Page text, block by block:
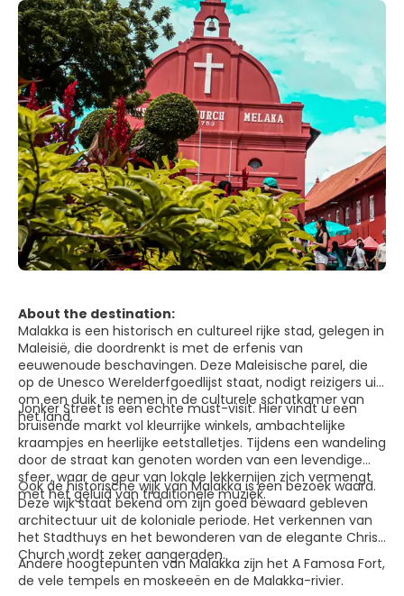
About the destination:
Malakka is een historisch en cultureel rijke stad, gelegen in
Maleisië, die doordrenkt is met de erfenis van
eeuwenoude beschavingen. Deze Maleisische parel, die
op de Unesco Werelderfgoedlijst staat, nodigt reizigers uit
om een duik te nemen in de culturele schatkamer van
het land.
Jonker Street is een echte must-visit. Hier vindt u een
bruisende markt vol kleurrijke winkels, ambachtelijke
kraampjes en heerlijke eetstalletjes. Tijdens een wandeling
door de straat kan genoten worden van een levendige
sfeer, waar de geur van lokale lekkernijen zich vermengt
met het geluid van traditionele muziek.
Ook de historische wijk van Malakka is een bezoek waard.
Deze wijk staat bekend om zijn goed bewaard gebleven
architectuur uit de koloniale periode. Het verkennen van
het Stadthuys en het bewonderen van de elegante Christ
Church wordt zeker aangeraden.
Andere hoogtepunten van Malakka zijn het A Famosa Fort,
de vele tempels en moskeeën en de Malakka-rivier.